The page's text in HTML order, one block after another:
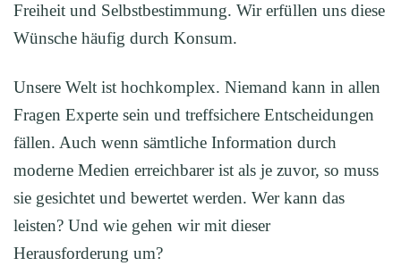
Freiheit und Selbstbestimmung. Wir erfüllen uns diese
Wünsche häufig durch Konsum.
Unsere Welt ist hochkomplex. Niemand kann in allen
Fragen Experte sein und treffsichere Entscheidungen
fällen. Auch wenn sämtliche Information durch
moderne Medien erreichbarer ist als je zuvor, so muss
sie gesichtet und bewertet werden. Wer kann das
leisten? Und wie gehen wir mit dieser
Herausforderung um?